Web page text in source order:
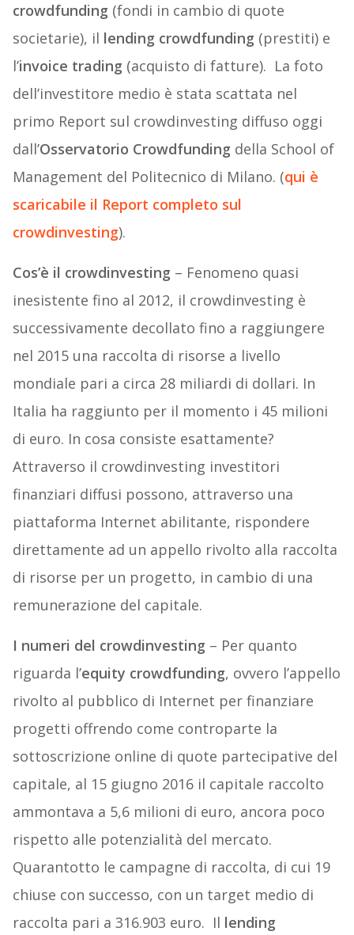
crowdfunding (fondi in cambio di quote
societarie), il lending crowdfunding (prestiti) e
l’invoice trading (acquisto di fatture). La foto
dell’investitore medio è stata scattata nel
primo Report sul crowdinvesting diffuso oggi
dall’Osservatorio Crowdfunding della School of
Management del Politecnico di Milano. (qui è
scaricabile il Report completo sul
crowdinvesting).
Cos’è il crowdinvesting – Fenomeno quasi
inesistente fino al 2012, il crowdinvesting è
successivamente decollato fino a raggiungere
nel 2015 una raccolta di risorse a livello
mondiale pari a circa 28 miliardi di dollari. In
Italia ha raggiunto per il momento i 45 milioni
di euro. In cosa consiste esattamente?
Attraverso il crowdinvesting investitori
finanziari diffusi possono, attraverso una
piattaforma Internet abilitante, rispondere
direttamente ad un appello rivolto alla raccolta
di risorse per un progetto, in cambio di una
remunerazione del capitale.
I numeri del crowdinvesting – Per quanto
riguarda l’equity crowdfunding, ovvero l’appello
rivolto al pubblico di Internet per finanziare
progetti offrendo come controparte la
sottoscrizione online di quote partecipative del
capitale, al 15 giugno 2016 il capitale raccolto
ammontava a 5,6 milioni di euro, ancora poco
rispetto alle potenzialità del mercato.
Quarantotto le campagne di raccolta, di cui 19
chiuse con successo, con un target medio di
raccolta pari a 316.903 euro. Il lending